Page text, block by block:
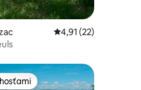
Priemerné
4,91 (22)